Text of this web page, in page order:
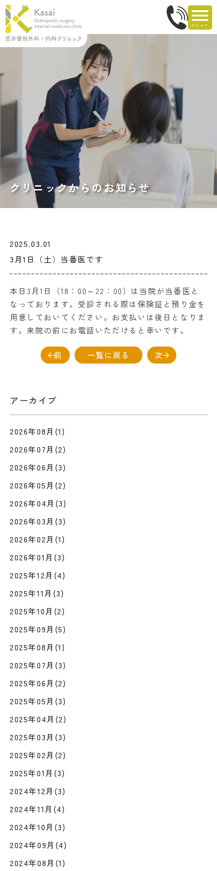
クリニックからのお知らせ
2025.03.01
3月1日（土）当番医です
本日3月1日（18：00～22：00）は当院が当番医と
なっております。受診される際は保険証と預り金を
用意しておいてください。お支払いは後日となりま
す。来院の前にお電話いただけると幸いです。
前 一覧に戻る 次
アーカイブ
2026年08月(1)
2026年07月(2)
2026年06月(3)
2026年05月(2)
2026年04月(3)
2026年03月(3)
2026年02月(1)
2026年01月(3)
2025年12月(4)
2025年11月(3)
2025年10月(2)
2025年09月(5)
2025年08月(1)
2025年07月(3)
2025年06月(2)
2025年05月(3)
2025年04月(2)
2025年03月(3)
2025年02月(2)
2025年01月(3)
2024年12月(3)
2024年11月(4)
2024年10月(3)
2024年09月(4)
2024年08月(1)